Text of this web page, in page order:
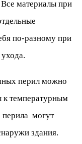
Все материалы при
по-разному при
перил можно
к температурным
перила могут
здания.